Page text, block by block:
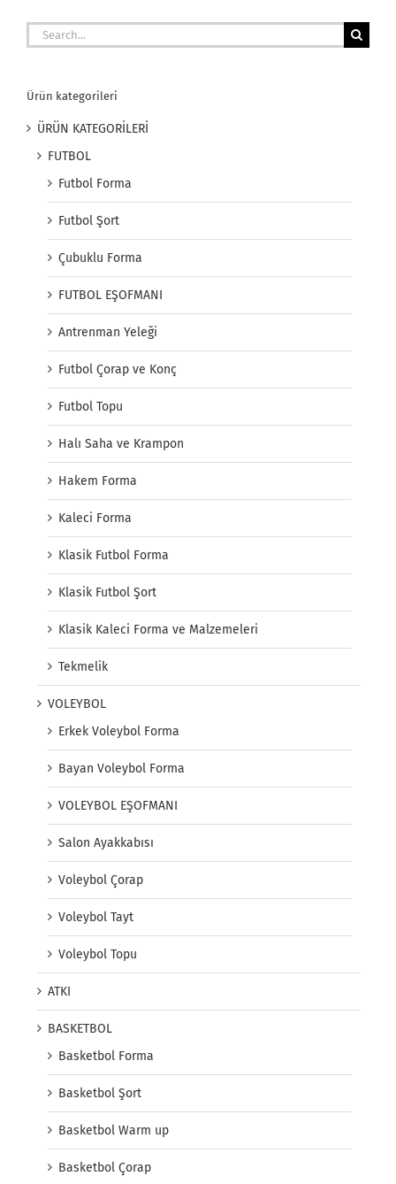
Search
for:
Ürün kategorileri
ÜRÜN KATEGORİLERİ
FUTBOL
Futbol Forma
Futbol Şort
Çubuklu Forma
FUTBOL EŞOFMANI
Antrenman Yeleği
Futbol Çorap ve Konç
Futbol Topu
Halı Saha ve Krampon
Hakem Forma
Kaleci Forma
Klasik Futbol Forma
Klasik Futbol Şort
Klasik Kaleci Forma ve Malzemeleri
Tekmelik
VOLEYBOL
Erkek Voleybol Forma
Bayan Voleybol Forma
VOLEYBOL EŞOFMANI
Salon Ayakkabısı
Voleybol Çorap
Voleybol Tayt
Voleybol Topu
ATKI
BASKETBOL
Basketbol Forma
Basketbol Şort
Basketbol Warm up
Basketbol Çorap